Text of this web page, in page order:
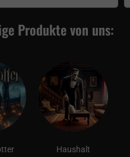
Produkte von uns:
Haushalt